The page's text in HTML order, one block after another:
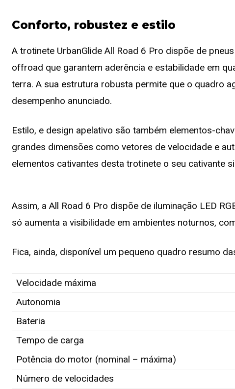
Conforto, robustez e estilo
A trotinete UrbanGlide All Road 6 Pro dispõe de
offroad que garantem aderência e estabilidade em
terra. A sua estrutura robusta permite que o quadro
desempenho anunciado.
Estilo, e design apelativo são também elementos-
grandes dimensões como vetores de velocidade e
elementos cativantes desta trotinete o seu cativante
Assim, a All Road 6 Pro dispõe de iluminação LED
só aumenta a visibilidade em ambientes noturnos,
Fica, ainda, disponível um pequeno quadro resumo
Velocidade máxima
Autonomia
Bateria
Tempo de carga
Potência do motor (nominal – máxima)
Número de velocidades